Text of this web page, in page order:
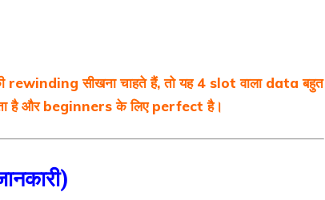
सीखना चाहते हैं, तो यह 4 slot वाला data बहुत
है और beginners के लिए perfect है।